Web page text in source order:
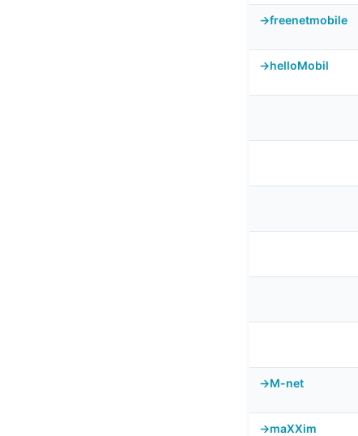
freenetmobile
helloMobil
M-net
maXXim